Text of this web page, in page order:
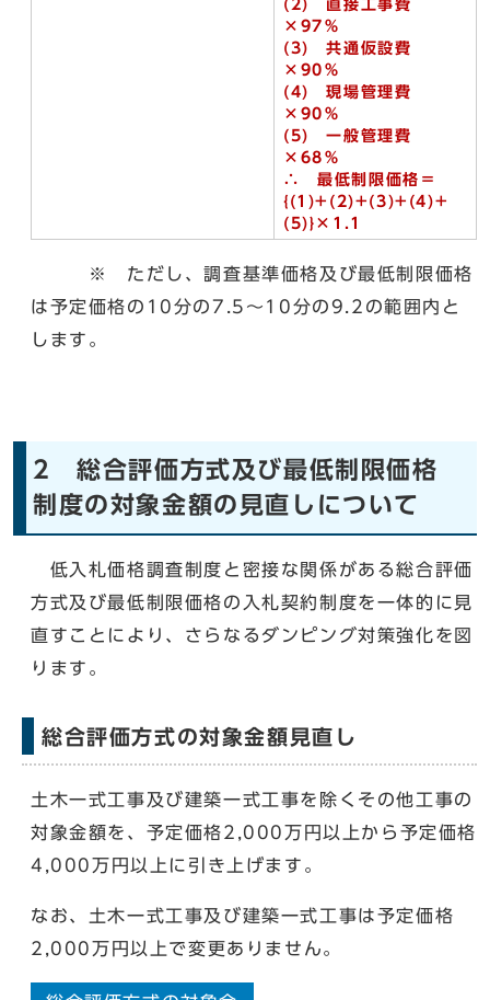
(2) 直接工事費
×97％
(3) 共通仮設費
×90％
(4) 現場管理費
×90％
(5) 一般管理費
×68％
∴ 最低制限価格＝
{(1)+(2)+ (3)+ (4)+
(5)}×1.1
※ ただし、調査基準価格及び最低制限価格
は予定価格の10分の7.5～10分の9.2の範囲内と
します。
2 総合評価方式及び最低制限価格
制度の対象金額の見直しについて
低入札価格調査制度と密接な関係がある総合評価
方式及び最低制限価格の入札契約制度を一体的に見
直すことにより、さらなるダンピング対策強化を図
ります。
総合評価方式の対象金額見直し
土木一式工事及び建築一式工事を除くその他工事の
対象金額を、予定価格2,000万円以上から予定価格
4,000万円以上に引き上げます。
なお、土木一式工事及び建築一式工事は予定価格
2,000万円以上で変更ありません。